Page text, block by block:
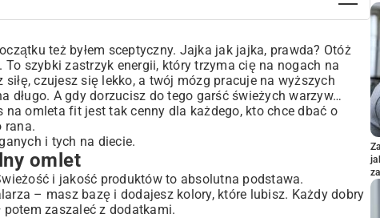
też byłem sceptyczny. Jajka jak jajka, prawda? Otóż
szybki zastrzyk energii, który trzyma cię na nogach na
czujesz się lekko, a twój mózg pracuje na wyższych
długo. A gdy dorzucisz do tego garść świeżych warzyw…
omleta fit jest tak cenny dla każdego, kto chce dbać o
rana.
i tych na diecie.
omlet
i jakość produktów to absolutna podstawa.
– masz bazę i dodajesz kolory, które lubisz. Każdy dobry
zaszaleć z dodatkami.